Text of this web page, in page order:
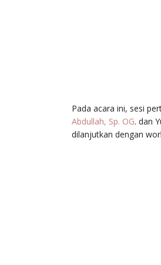
Pada acara ini, sesi
Abdullah, Sp. OG. dan
dilanjutkan dengan